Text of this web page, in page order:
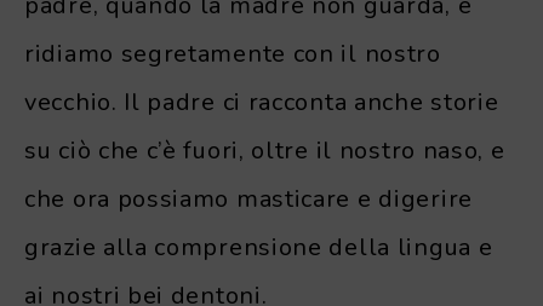
ridiamo segretamente con il nostro
vecchio. Il padre ci racconta anche storie
su ciò che c’è fuori, oltre il nostro naso, e
che ora possiamo masticare e digerire
grazie alla comprensione della lingua e
ai nostri bei dentoni.